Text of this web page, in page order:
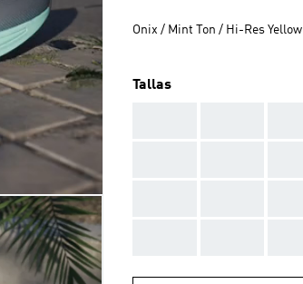
Onix / Mint Ton / Hi-Res Yellow
Tallas